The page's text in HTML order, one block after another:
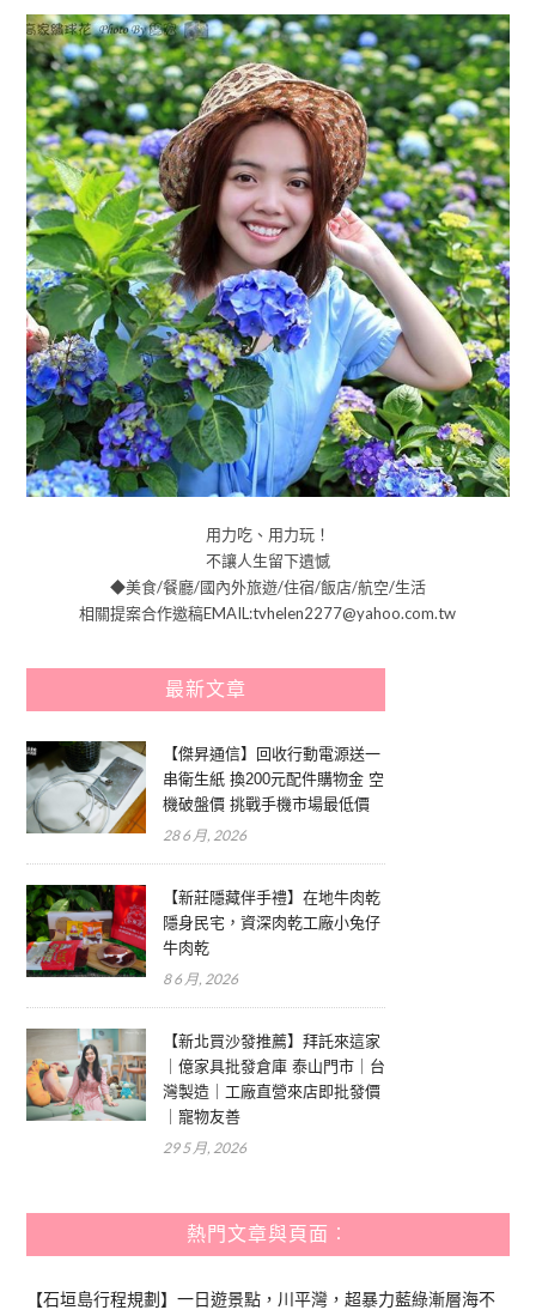
用力吃、用力玩！
不讓人生留下遺憾
◆美食/餐廳/國內外旅遊/住宿/飯店/航空/生活
相關提案合作邀稿EMAIL:tvhelen2277@yahoo.com.tw
最新文章
【傑昇通信】回收行動電源送一
串衛生紙 換200元配件購物金 空
機破盤價 挑戰手機市場最低價
28 6 月, 2026
【新莊隱藏伴手禮】在地牛肉乾
隱身民宅，資深肉乾工廠小兔仔
牛肉乾
8 6 月, 2026
【新北買沙發推薦】拜託來這家
｜億家具批發倉庫 泰山門市｜台
灣製造｜工廠直營來店即批發價
｜寵物友善
29 5 月, 2026
熱門文章與頁面︰
【石垣島行程規劃】一日遊景點，川平灣，超暴力藍綠漸層海不